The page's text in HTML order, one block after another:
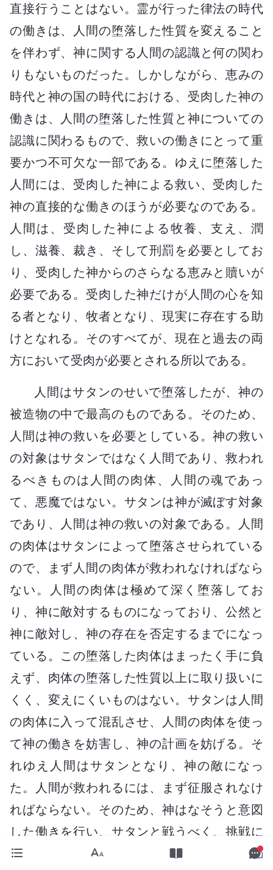
直接行うことはない。霊が行った律法の時代
の働きは、人間の堕落した性質を変えること
を伴わず、神に関する人間の認識と何の関わ
りもないものだった。しかしながら、恵みの
時代と神の国の時代における、受肉した神の
働きは、人間の堕落した性質と神についての
認識に関わるもので、救いの働きにとって重
要かつ不可欠な一部である。ゆえに堕落した
人間には、受肉した神による救い、受肉した
神の直接的な働きのほうが必要なのである。
人間は、受肉した神による牧養、支え、潤
し、滋養、裁き、そして刑罰を必要としてお
り、受肉した神からのさらなる恵みと贖いが
必要である。受肉した神だけが人間の心を知
る者となり、牧者となり、現実に存在する助
けとなれる。そのすべてが、現在と過去の両
方において受肉が必要とされる所以である。
人間はサタンのせいで堕落したが、神の
被造物の中で最高のものである。そのため、
人間は神の救いを必要としている。神の救い
の対象はサタンではなく人間であり、救われ
るべきものは人間の肉体、人間の魂であっ
て、悪魔ではない。サタンは神が滅ぼす対象
であり、人間は神の救いの対象である。人間
の肉体はサタンによって堕落させられている
ので、まず人間の肉体が救われなければなら
ない。人間の肉体は極めて深く堕落してお
り、神に敵対するものになっており、公然と
神に敵対し、神の存在を否定するまでになっ
ている。この堕落した肉体はまったく手に負
えず、肉体の堕落した性質以上に取り扱いに
くく、変えにくいものはない。サタンは人間
の肉体に入って混乱させ、人間の肉体を使っ
て神の働きを妨害し、神の計画を妨げる。そ
れゆえ人間はサタンとなり、神の敵になっ
た。人間が救われるには、まず征服されなけ
ればならない。そのため、神はなそうと意図
した働きを行い、サタンと戦うべく、挑戦に
立ち上がり、受肉したのだ。神の目的は堕落